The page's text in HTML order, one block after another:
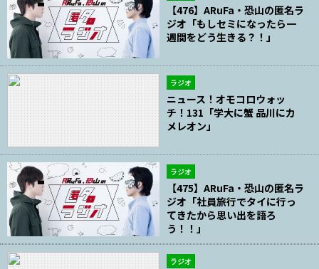
【476】ARuFa・恐山の匿名ラ
ジオ「もしセミになったら一
週間をどう生きる？！」
ラジオ
ニュース！オモコロウォッ
チ！131「学大に蟹 品川にカ
メレオン」
ラジオ
【475】ARuFa・恐山の匿名ラ
ジオ「社員旅行でタイに行っ
てきたから思い出を語ろ
う！！」
ラジオ